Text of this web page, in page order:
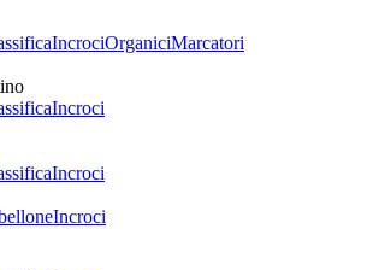
IncrociOrganiciMarcatori
Incroci
Incroci
Incroci